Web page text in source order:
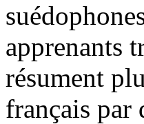
apprenants
résument
français par